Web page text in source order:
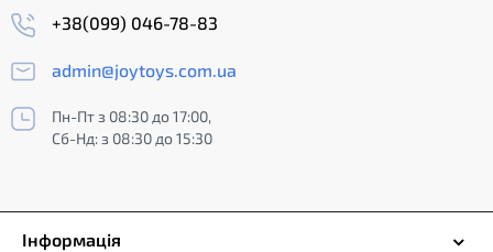
+38(099) 046-78-83
admin@joytoys.com.ua
Пн-Пт з 08:30 до 17:00,
Сб-Нд: з 08:30 до 15:30
Інформація